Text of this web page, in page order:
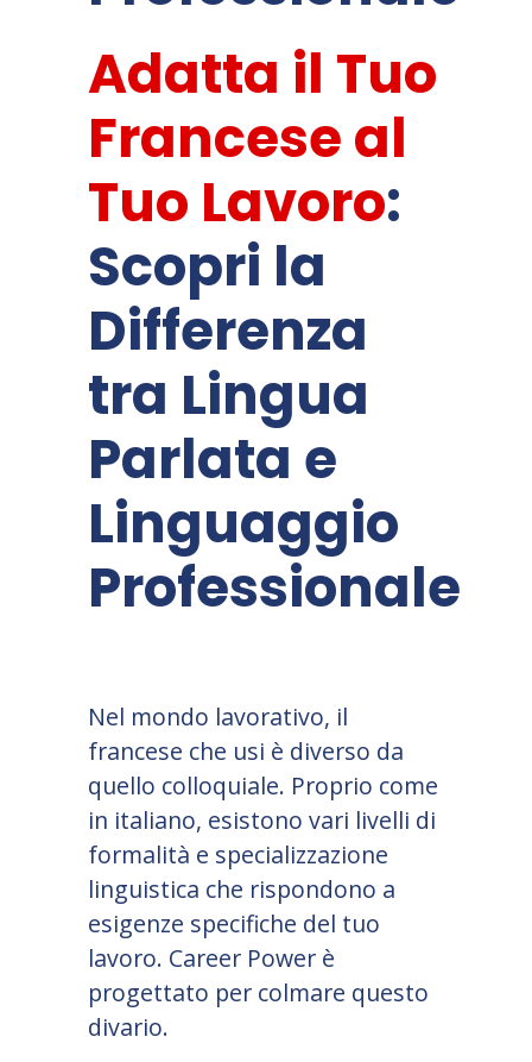
Adatta il Tuo
Francese al
Tuo Lavoro:
Scopri la
Differenza
tra Lingua
Parlata e
Linguaggio
Professionale
Nel mondo lavorativo, il
francese che usi è diverso da
quello colloquiale. Proprio come
in italiano, esistono vari livelli di
formalità e specializzazione
linguistica che rispondono a
esigenze specifiche del tuo
lavoro. Career Power è
progettato per colmare questo
divario.